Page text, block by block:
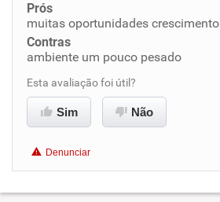
Ambiente de trabalho
Benefícios
Não recomenda esta empresa
Recomenda a diretoria
Prós
muitas oportunidades crescimento
Contras
ambiente um pouco pesado
Esta avaliação foi útil?
Sim Não
Denunciar